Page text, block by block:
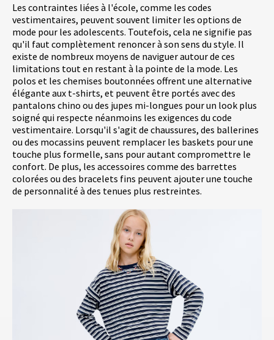
Les contraintes liées à l'école, comme les codes
vestimentaires, peuvent souvent limiter les options de
mode pour les adolescents. Toutefois, cela ne signifie pas
qu'il faut complètement renoncer à son sens du style. Il
existe de nombreux moyens de naviguer autour de ces
limitations tout en restant à la pointe de la mode. Les
polos et les chemises boutonnées offrent une alternative
élégante aux t-shirts, et peuvent être portés avec des
pantalons chino ou des jupes mi-longues pour un look plus
soigné qui respecte néanmoins les exigences du code
vestimentaire. Lorsqu'il s'agit de chaussures, des ballerines
ou des mocassins peuvent remplacer les baskets pour une
touche plus formelle, sans pour autant compromettre le
confort. De plus, les accessoires comme des barrettes
colorées ou des bracelets fins peuvent ajouter une touche
de personnalité à des tenues plus restreintes.